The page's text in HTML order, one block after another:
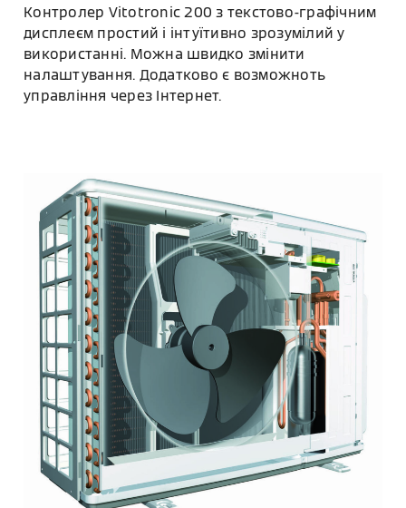
Контролер Vitotronic 200 з текстово-графічним
дисплеєм простий і інтуїтивно зрозумілий у
використанні. Можна швидко змінити
налаштування. Додатково є возможноть
управління через Інтернет.